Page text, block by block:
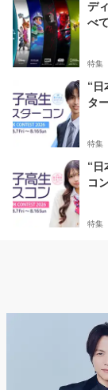
デ
べ
特集
“
タ
特集
“
コ
特集